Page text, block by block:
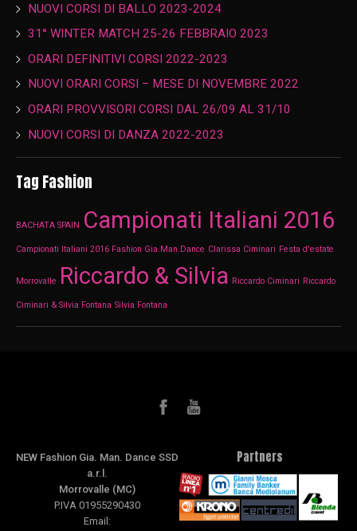
NUOVI CORSI DI BALLO 2023-2024
31° WINTER MATCH 25-26 FEBBRAIO 2023
ORARI DEFINITIVI CORSI 2022-2023
NUOVI ORARI CORSI – MESE DI NOVEMBRE 2022
ORARI PROVVISORI CORSI DAL 26/09 AL 31/10
NUOVI CORSI DI DANZA 2022-2023
Tag Fashion
BACHATA SPAIN Campionati Italiani 2016
Campionati Italiani 2016 Fashion Gia.Man.Dance Clarissa Ciminari Festa d'estate
Morrovalle Riccardo & Silvia Riccardo Ciminari Riccardo
Ciminari & Silvia Fontana Silvia Fontana
NEW Fashion Gia. Man. Dance SSD
a.r.l.
Morrovalle (MC)
P.IVA 01955290430
Email:
Partners